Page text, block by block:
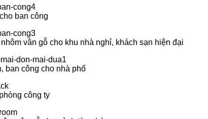
ban công
vân gỗ cho khu nhà nghỉ, khách sạn hiện đại
ban công cho nhà phố
công ty